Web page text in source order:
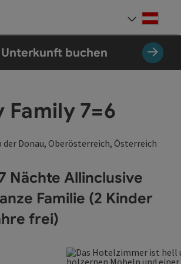
Unterkunft buchen
Family 7=6
der Donau, Oberösterreich, Österreich
Nächte Allinclusive
Familie (2 Kinder
frei)